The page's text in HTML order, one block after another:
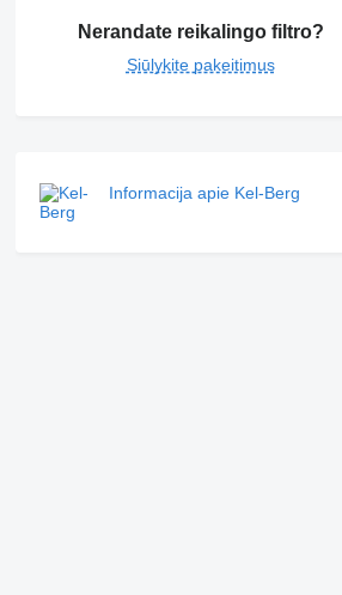
Nerandate reikalingo filtro?
Siūlykite pakeitimus
Informacija apie Kel-Berg